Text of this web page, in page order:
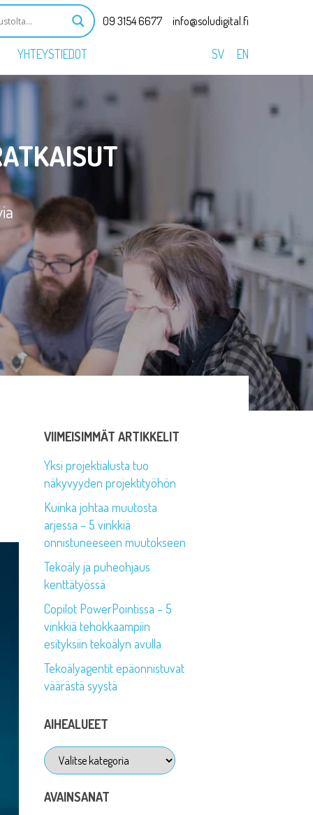
09 3154 6677 info@soludigital.fi
YHTEYSTIEDOT EN
SV
VIIMEISIMMÄT ARTIKKELIT
Yksi projektialusta tuo
näkyvyyden projektityöhön
Kuinka johtaa muutosta
arjessa – 5 vinkkiä
onnistuneeseen muutokseen
Tekoäly ja puheohjaus
kenttätyössä
Copilot PowerPointissa – 5
vinkkiä tehokkaampiin
esityksiin tekoälyn avulla
Tekoälyagentit epäonnistuvat
väärästä syystä
AIHEALUEET
Aihealueet
AVAINSANAT